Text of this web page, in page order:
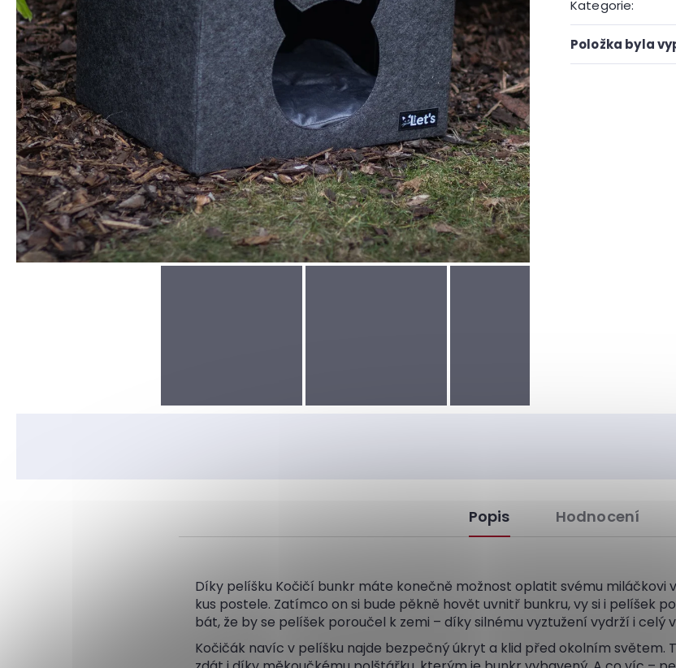
Kategorie:
Položka byla
Popis Hodnocení
Díky pelíšku Kočičí bunkr máte konečně možnost oplatit svému miláčkovi
kus postele. Zatímco on si bude pěkně hovět uvnitř bunkru, vy si i pelíšek
bát, že by se pelíšek poroučel k zemi – díky silnému vyztužení vydrží i celý
Kočičák navíc v pelíšku najde bezpečný úkryt a klid před okolním světem.